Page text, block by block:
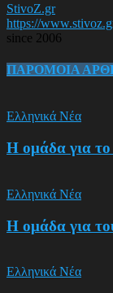
StivoZ.gr
https://
since 2006
ΠΑΡΟΜΟΙΑ
Ελληνικά Νέα
Η ομάδα για
Ελληνικά Νέα
Η ομάδα για
Ελληνικά Νέα